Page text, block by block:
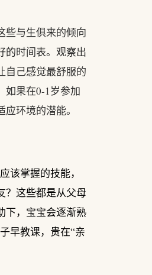
些与生俱来的倾向
的时间表。观察出
自己感觉最舒服的
如果在0-1岁参加
环境的潜能。
该掌握的技能，
？这些都是从父母
下，宝宝会逐渐熟
早教课，贵在“亲